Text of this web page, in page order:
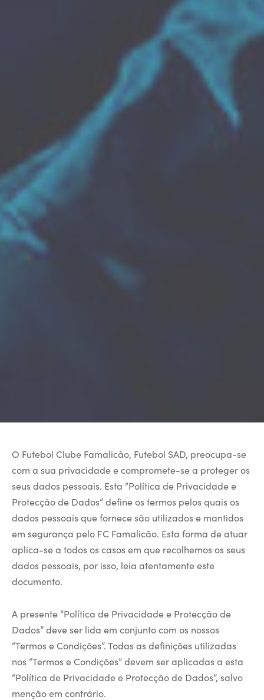
O Futebol Clube Famalicão, Futebol SAD, preocupa-se
com a sua privacidade e compromete-se a proteger os
seus dados pessoais. Esta “Política de Privacidade e
Protecção de Dados” define os termos pelos quais os
dados pessoais que fornece são utilizados e mantidos
em segurança pelo FC Famalicão. Esta forma de atuar
aplica-se a todos os casos em que recolhemos os seus
dados pessoais, por isso, leia atentamente este
documento.
A presente “Política de Privacidade e Protecção de
Dados” deve ser lida em conjunto com os nossos
“Termos e Condições”. Todas as definições utilizadas
nos “Termos e Condições” devem ser aplicadas a esta
“Política de Privacidade e Protecção de Dados”, salvo
menção em contrário.